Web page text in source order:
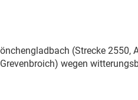
(Strecke
wegen